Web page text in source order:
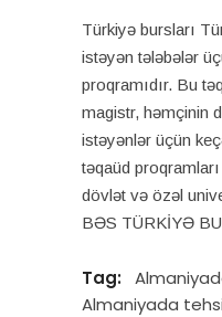
Türkiyə bursları
istəyən tələbələr
proqramıdır. Bu
magistr, həmçinin
istəyənlər üçün
təqaüd
dövlət və özəl
BƏS TÜRKİYƏ
Tag:
Almaniyada